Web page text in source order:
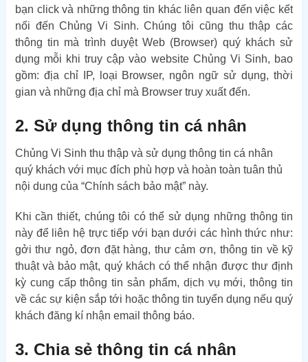
bạn click và những thông tin khác liên quan đến việc kết
nối đến Chủng Vi Sinh. Chúng tôi cũng thu thập các
thông tin mà trình duyệt Web (Browser) quý khách sử
dụng mỗi khi truy cập vào website Chủng Vi Sinh, bao
gồm: địa chỉ IP, loại Browser, ngôn ngữ sử dụng, thời
gian và những địa chỉ mà Browser truy xuất đến.
2. Sử dụng thông tin cá nhân
Chủng Vi Sinh thu thập và sử dụng thông tin cá nhân
quý khách với mục đích phù hợp và hoàn toàn tuân thủ
nội dung của “Chính sách bảo mật” này.
Khi cần thiết, chúng tôi có thể sử dụng những thông tin
này để liên hệ trực tiếp với bạn dưới các hình thức như:
gởi thư ngỏ, đơn đặt hàng, thư cảm ơn, thông tin về kỹ
thuật và bảo mật, quý khách có thể nhận được thư định
kỳ cung cấp thông tin sản phẩm, dịch vụ mới, thông tin
về các sự kiện sắp tới hoặc thông tin tuyển dụng nếu quý
khách đăng kí nhận email thông báo.
3. Chia sẻ thông tin cá nhân